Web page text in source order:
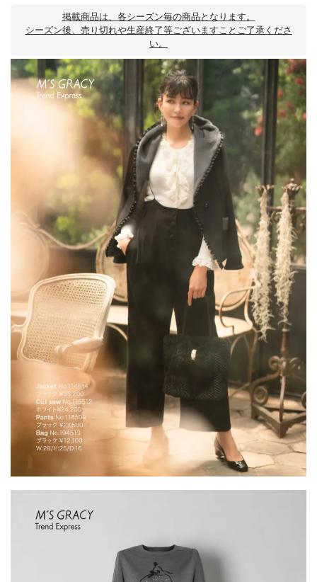
掲載商品は、各シーズン毎の商品となります。
シーズン後、売り切れや生産終了等ございますことご了承くださ
い。